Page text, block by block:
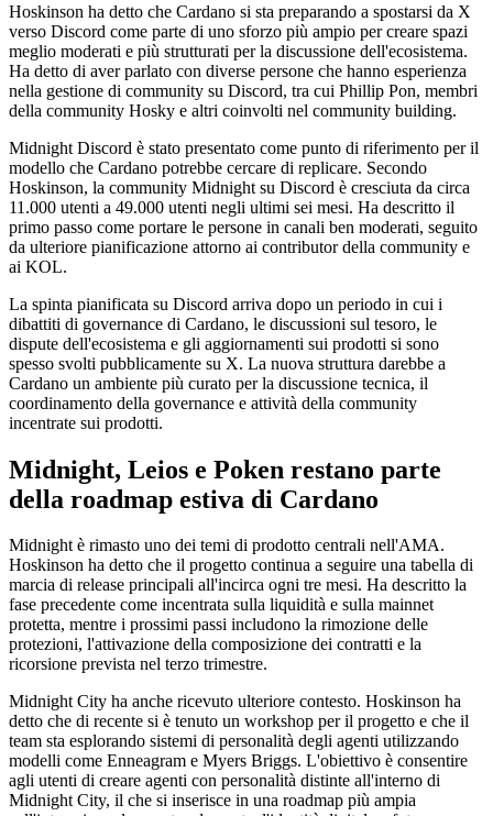
Hoskinson ha detto che Cardano si sta preparando a spostarsi da X
verso Discord come parte di uno sforzo più ampio per creare spazi
meglio moderati e più strutturati per la discussione dell'ecosistema.
Ha detto di aver parlato con diverse persone che hanno esperienza
nella gestione di community su Discord, tra cui Phillip Pon, membri
della community Hosky e altri coinvolti nel community building.
Midnight Discord è stato presentato come punto di riferimento per il
modello che Cardano potrebbe cercare di replicare. Secondo
Hoskinson, la community Midnight su Discord è cresciuta da circa
11.000 utenti a 49.000 utenti negli ultimi sei mesi. Ha descritto il
primo passo come portare le persone in canali ben moderati, seguito
da ulteriore pianificazione attorno ai contributor della community e
ai KOL.
La spinta pianificata su Discord arriva dopo un periodo in cui i
dibattiti di governance di Cardano, le discussioni sul tesoro, le
dispute dell'ecosistema e gli aggiornamenti sui prodotti si sono
spesso svolti pubblicamente su X. La nuova struttura darebbe a
Cardano un ambiente più curato per la discussione tecnica, il
coordinamento della governance e attività della community
incentrate sui prodotti.
Midnight, Leios e Poken restano parte
della roadmap estiva di Cardano
Midnight è rimasto uno dei temi di prodotto centrali nell'AMA.
Hoskinson ha detto che il progetto continua a seguire una tabella di
marcia di release principali all'incirca ogni tre mesi. Ha descritto la
fase precedente come incentrata sulla liquidità e sulla mainnet
protetta, mentre i prossimi passi includono la rimozione delle
protezioni, l'attivazione della composizione dei contratti e la
ricorsione prevista nel terzo trimestre.
Midnight City ha anche ricevuto ulteriore contesto. Hoskinson ha
detto che di recente si è tenuto un workshop per il progetto e che il
team sta esplorando sistemi di personalità degli agenti utilizzando
modelli come Enneagram e Myers Briggs. L'obiettivo è consentire
agli utenti di creare agenti con personalità distinte all'interno di
Midnight City, il che si inserisce in una roadmap più ampia